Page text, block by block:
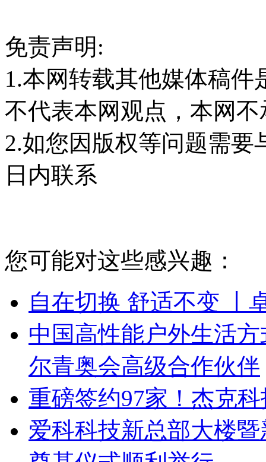
免责声明:
1.本网转载其他媒体稿
不代表本网观点，本网
2.如您因版权等问题需要
日内联系
您可能对这些感兴趣：
自在切换 舒适不变 丨
中国高性能户外生活
尔青奥会高级合作伙伴
重磅签约97家！杰克
爱科科技新总部大楼